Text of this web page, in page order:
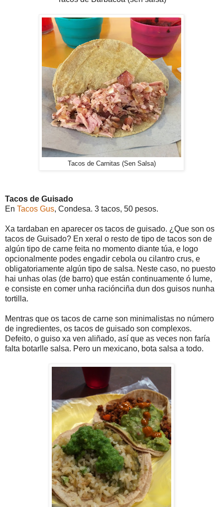
Tacos de Carnitas (Sen Salsa)
Tacos de Guisado
En Tacos Gus, Condesa. 3 tacos, 50 pesos.
Xa tardaban en aparecer os tacos de guisado. ¿Que son os
tacos de Guisado? En xeral o resto de tipo de tacos son de
algún tipo de carne feita no momento diante túa, e logo
opcionalmente podes engadir cebola ou cilantro crus, e
obligatoriamente algún tipo de salsa. Neste caso, no puesto
hai unhas olas (de barro) que están continuamente ó lume,
e consiste en comer unha raciónciña dun dos guisos nunha
tortilla.
Mentras que os tacos de carne son minimalistas no número
de ingredientes, os tacos de guisado son complexos.
Defeito, o guiso xa ven aliñado, así que as veces non faría
falta botarlle salsa. Pero un mexicano, bota salsa a todo.